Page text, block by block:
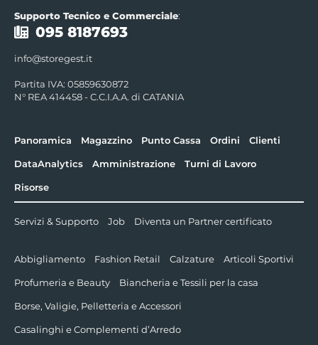
Supporto Tecnico e Commerciale:
095 8187693
info@storegest.it
Partita IVA: 05859630872
N° REA 414458 - C.C.I.A.A. di CATANIA
Panoramica Magazzino Punto Cassa Ordini Clienti
DataAnalytics Amministrazione Turni di Lavoro
Risorse
Servizi & Supporto Job Diventa un Partner certificato
Abbigliamento Fashion Retail Calzature Articoli Sportivi
Profumeria e Beauty Biancheria e Tessili per la casa
Borse, Valigie, Pelletteria e Accessori
Casalinghi e Complementi d’Arredo